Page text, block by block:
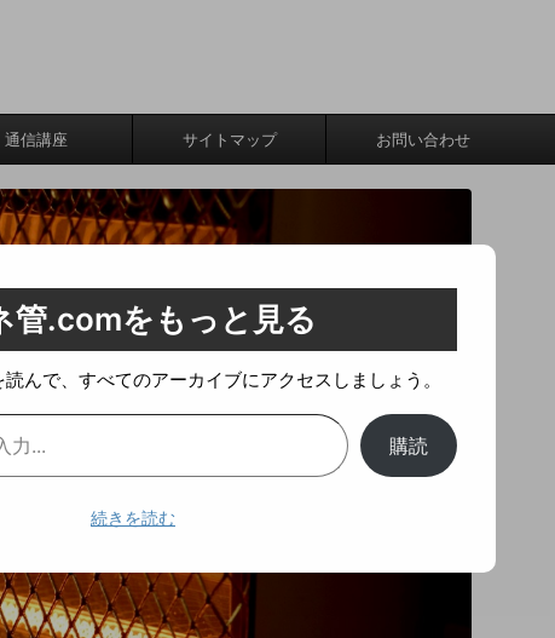
通信講座 サイトマップ お問い合わせ
管.comをもっと見る
んで、すべてのアーカイブにアクセスしましょう。
購読
続きを読む